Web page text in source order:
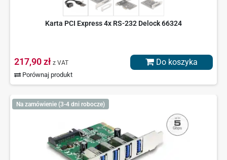
Karta PCI Express 4x RS-232 Delock 66324
217,90 zł z VAT
Porównaj produkt
Do koszyka
Na zamówienie (3-4 dni robocze)